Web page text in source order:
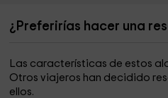
¿Preferirías hacer una
Las características de estos
Otros viajeros han decidido
ellos.